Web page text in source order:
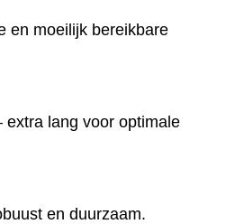
en moeilijk bereikbare
extra lang voor optimale
en duurzaam.